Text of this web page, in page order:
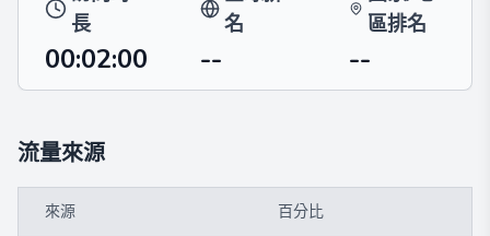
長
名
區排名
00:02:00 -- --
流量來源
來源 百分比